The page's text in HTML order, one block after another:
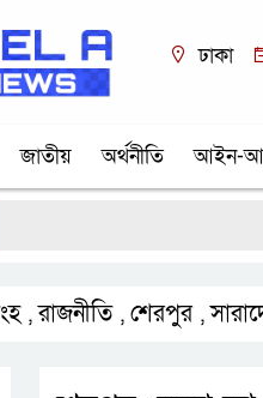
ঢাকা
জাতীয় অর্থনীতি আইন-
,রাজনীতি , শেরপুর ,